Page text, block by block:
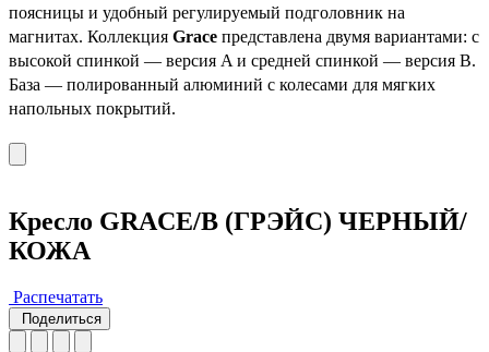
поясницы и удобный регулируемый подголовник на
магнитах. Коллекция Grace представлена двумя вариантами: с
высокой спинкой — версия A и средней спинкой — версия B.
База — полированный алюминий с колесами для мягких
напольных покрытий.
Кресло GRACE/B (ГРЭЙС) ЧЕРНЫЙ/
КОЖА
Распечатать
Поделиться